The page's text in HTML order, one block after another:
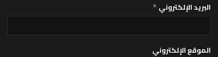
البريد الإلكتروني *
الموقع الإلكتروني